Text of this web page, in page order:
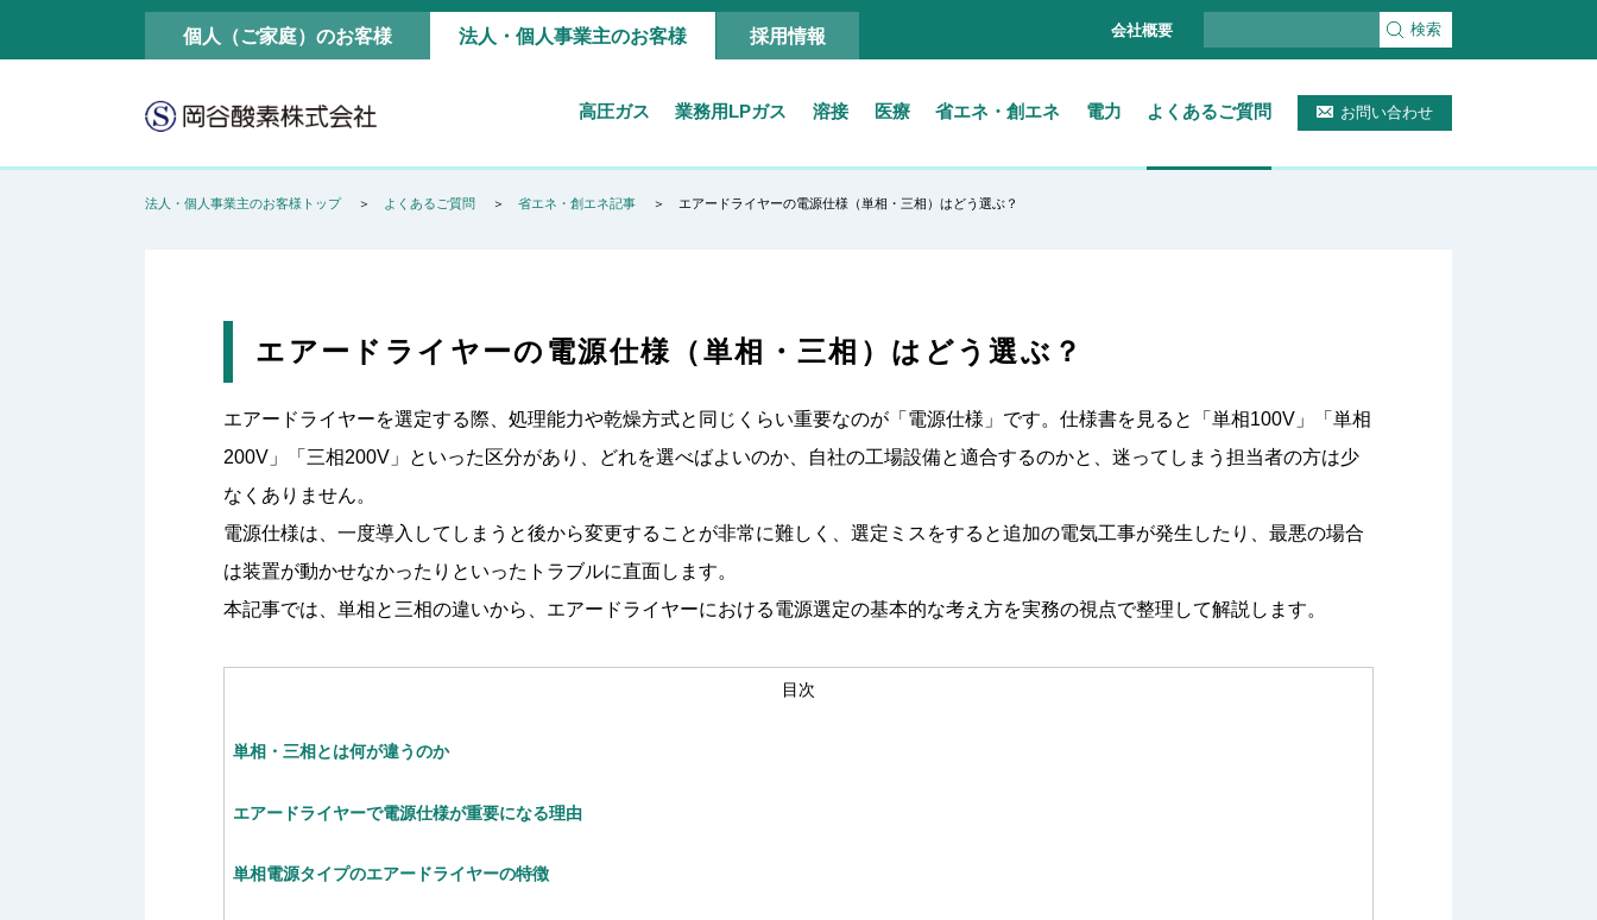
個人（ご家庭）のお客様 法人・個人事業主のお客様 採用情報 会社概要 検索
高圧ガス 業務用LPガス 溶接 医療 省エネ・創エネ 電力 よくあるご質問 お問い合わせ
法人・個人事業主のお客様トップ よくあるご質問 省エネ・創エネ記事 エアードライヤーの電源仕様（単相・三相）はどう選ぶ？
エアードライヤーの電源仕様（単相・三相）はどう選ぶ？
エアードライヤーを選定する際、処理能力や乾燥方式と同じくらい重要なのが「電源仕様」です。仕様書を見ると「単相100V」「単相
200V」「三相200V」といった区分があり、どれを選べばよいのか、自社の工場設備と適合するのかと、迷ってしまう担当者の方は少
なくありません。
電源仕様は、一度導入してしまうと後から変更することが非常に難しく、選定ミスをすると追加の電気工事が発生したり、最悪の場合
は装置が動かせなかったりといったトラブルに直面します。
本記事では、単相と三相の違いから、エアードライヤーにおける電源選定の基本的な考え方を実務の視点で整理して解説します。
目次
単相・三相とは何が違うのか
エアードライヤーで電源仕様が重要になる理由
単相電源タイプのエアードライヤーの特徴